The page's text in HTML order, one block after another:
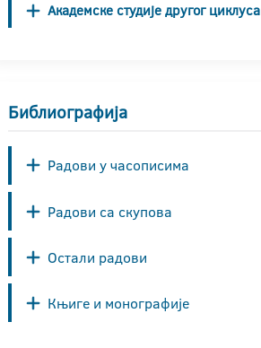
Академске студије другог циклуса
Библиографија
Радови у часописима
Радови са скупова
Остали радови
Књиге и монографије